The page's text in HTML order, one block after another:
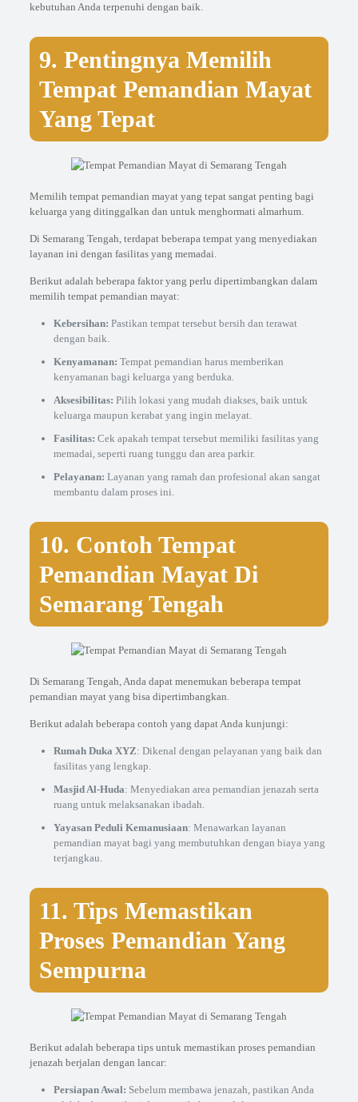
kebutuhan Anda terpenuhi dengan baik.
9. Pentingnya Memilih
Tempat Pemandian Mayat
Yang Tepat
Memilih tempat pemandian mayat yang tepat sangat penting bagi
keluarga yang ditinggalkan dan untuk menghormati almarhum.
Di Semarang Tengah, terdapat beberapa tempat yang menyediakan
layanan ini dengan fasilitas yang memadai.
Berikut adalah beberapa faktor yang perlu dipertimbangkan dalam
memilih tempat pemandian mayat:
Kebersihan: Pastikan tempat tersebut bersih dan terawat
dengan baik.
Kenyamanan: Tempat pemandian harus memberikan
kenyamanan bagi keluarga yang berduka.
Aksesibilitas: Pilih lokasi yang mudah diakses, baik untuk
keluarga maupun kerabat yang ingin melayat.
Fasilitas: Cek apakah tempat tersebut memiliki fasilitas yang
memadai, seperti ruang tunggu dan area parkir.
Pelayanan: Layanan yang ramah dan profesional akan sangat
membantu dalam proses ini.
10. Contoh Tempat
Pemandian Mayat Di
Semarang Tengah
Di Semarang Tengah, Anda dapat menemukan beberapa tempat
pemandian mayat yang bisa dipertimbangkan.
Berikut adalah beberapa contoh yang dapat Anda kunjungi:
Rumah Duka XYZ: Dikenal dengan pelayanan yang baik dan
fasilitas yang lengkap.
Masjid Al-Huda: Menyediakan area pemandian jenazah serta
ruang untuk melaksanakan ibadah.
Yayasan Peduli Kemanusiaan: Menawarkan layanan
pemandian mayat bagi yang membutuhkan dengan biaya yang
terjangkau.
11. Tips Memastikan
Proses Pemandian Yang
Sempurna
Berikut adalah beberapa tips untuk memastikan proses pemandian
jenazah berjalan dengan lancar:
Persiapan Awal: Sebelum membawa jenazah, pastikan Anda